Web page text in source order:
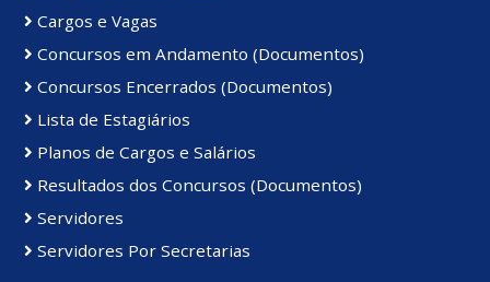
Cargos e Vagas
Concursos em Andamento (Documentos)
Concursos Encerrados (Documentos)
Lista de Estagiários
Planos de Cargos e Salários
Resultados dos Concursos (Documentos)
Servidores
Servidores Por Secretarias